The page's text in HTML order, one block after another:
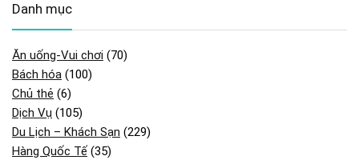
Danh mục
Ăn uống-Vui chơi (70)
Bách hóa (100)
Chủ thẻ (6)
Dịch Vụ (105)
Du Lịch – Khách Sạn (229)
Hàng Quốc Tế (35)